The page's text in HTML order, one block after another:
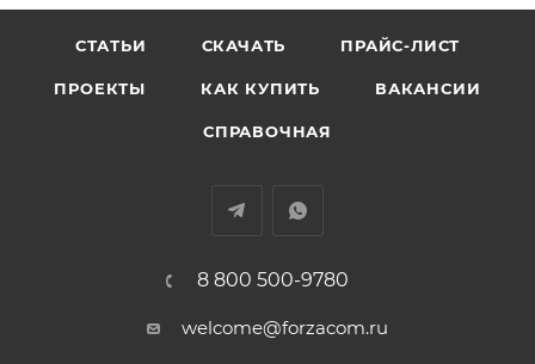
СТАТЬИ СКАЧАТЬ ПРАЙС-ЛИСТ
ПРОЕКТЫ КАК КУПИТЬ ВАКАНСИИ
СПРАВОЧНАЯ
8 800 500-9780
welcome@forzacom.ru